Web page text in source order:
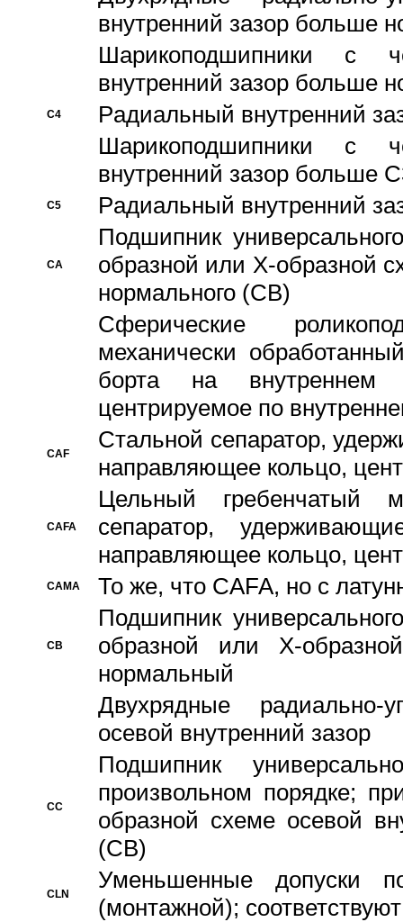
внутренний зазор больше
Шарикоподшипники с
внутренний зазор больше
C4
Pадиальный внутренний
Шарикоподшипники с
внутренний зазор больше
C5 Pадиальный внутренний
CA
Подшипник
образной или Х-образной
нормального (CB)
Сферические
механически
борта на внутреннем
центрируемое по
CAF
Стальной сепаратор,
направляющее кольцо,
CAFA
Цельный гребенчатый
сепаратор,
направляющее кольцо,
CAMA То же, что CAFA, но с
CB
Подшипник
образной или Х-
нормальный
Двухрядные радиально-
осевой внутренний зазор
CC
Подшипник
произвольном порядке;
образной схеме осевой
(CB)
CLN
Уменьшенные
(монтажной);